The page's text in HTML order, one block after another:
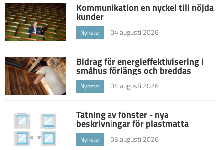
Kommunikation en nyckel till nöjda
kunder
Nyheter 04 augusti 2026
Bidrag för energieffektivisering i
småhus förlängs och breddas
Nyheter 04 augusti 2026
Tätning av fönster - nya
beskrivningar för plastmatta
Nyheter 03 augusti 2026